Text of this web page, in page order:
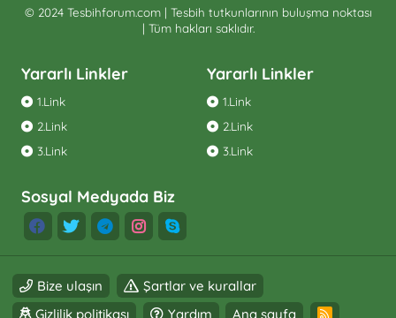
© 2024 Tesbihforum.com | Tesbih tutkunlarının buluşma noktası
| Tüm hakları saklıdır.
Yararlı Linkler
1.Link
2.Link
3.Link
Yararlı Linkler
1.Link
2.Link
3.Link
Sosyal Medyada Biz
Bize ulaşın
Şartlar ve kurallar
Gizlilik politikası
Yardım Ana sayfa